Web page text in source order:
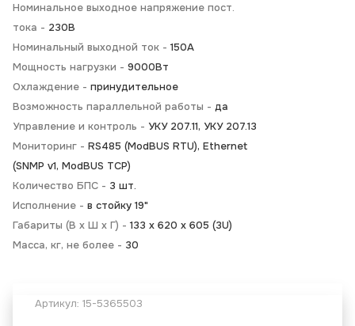
Номинальное выходное напряжение пост.
тока - 230В
Номинальный выходной ток - 150А
Мощность нагрузки - 9000Вт
Охлаждение - принудительное
Возможность параллельной работы - да
Управление и контроль - УКУ 207.11, УКУ 207.13
Мониторинг - RS485 (ModBUS RTU), Ethernet
(SNMP v1, ModBUS TCP)
Количество БПС - 3 шт.
Исполнение - в стойку 19"
Габариты (В x Ш x Г) - 133 x 620 х 605 (3U)
Масса, кг, не более - 30
Артикул: 15-5365503